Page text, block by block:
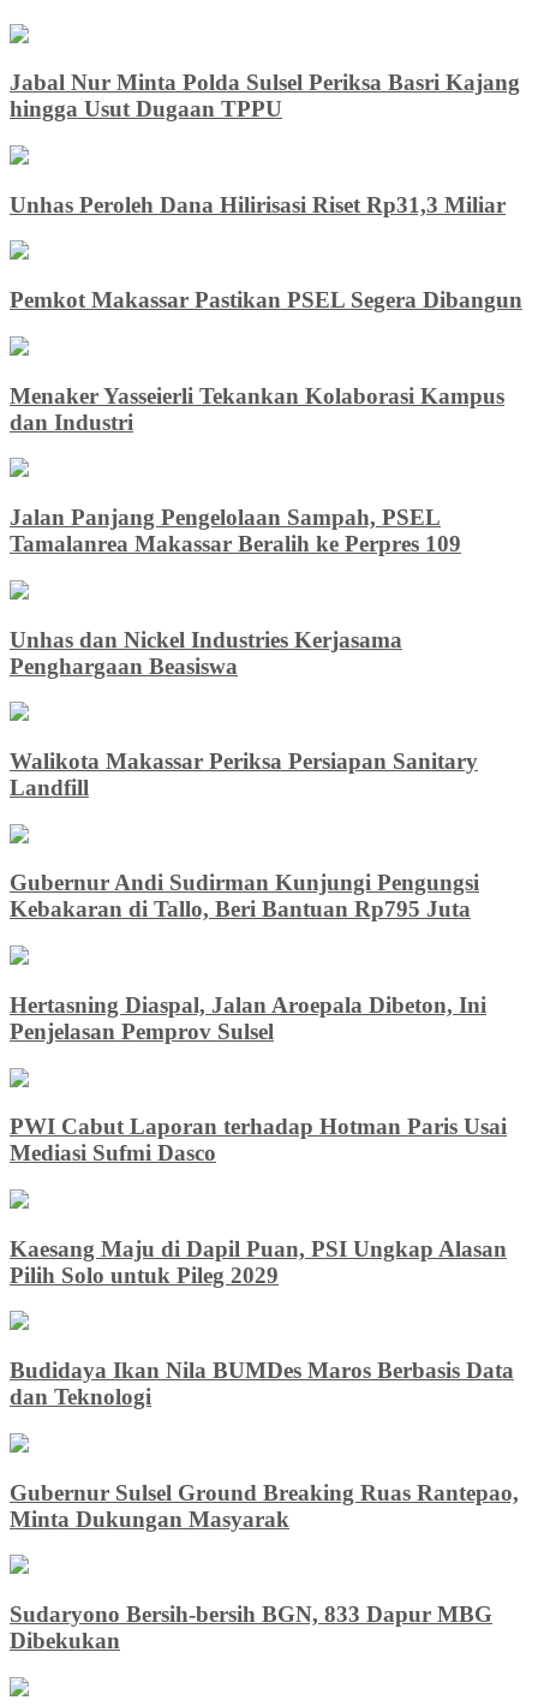
Jabal Nur Minta Polda Sulsel Periksa Basri Kajang
hingga Usut Dugaan TPPU
Unhas Peroleh Dana Hilirisasi Riset Rp31,3 Miliar
Pemkot Makassar Pastikan PSEL Segera Dibangun
Menaker Yasseierli Tekankan Kolaborasi Kampus
dan Industri
Jalan Panjang Pengelolaan Sampah, PSEL
Tamalanrea Makassar Beralih ke Perpres 109
Unhas dan Nickel Industries Kerjasama
Penghargaan Beasiswa
Walikota Makassar Periksa Persiapan Sanitary
Landfill
Gubernur Andi Sudirman Kunjungi Pengungsi
Kebakaran di Tallo, Beri Bantuan Rp795 Juta
Hertasning Diaspal, Jalan Aroepala Dibeton, Ini
Penjelasan Pemprov Sulsel
PWI Cabut Laporan terhadap Hotman Paris Usai
Mediasi Sufmi Dasco
Kaesang Maju di Dapil Puan, PSI Ungkap Alasan
Pilih Solo untuk Pileg 2029
Budidaya Ikan Nila BUMDes Maros Berbasis Data
dan Teknologi
Gubernur Sulsel Ground Breaking Ruas Rantepao,
Minta Dukungan Masyarak
Sudaryono Bersih-bersih BGN, 833 Dapur MBG
Dibekukan